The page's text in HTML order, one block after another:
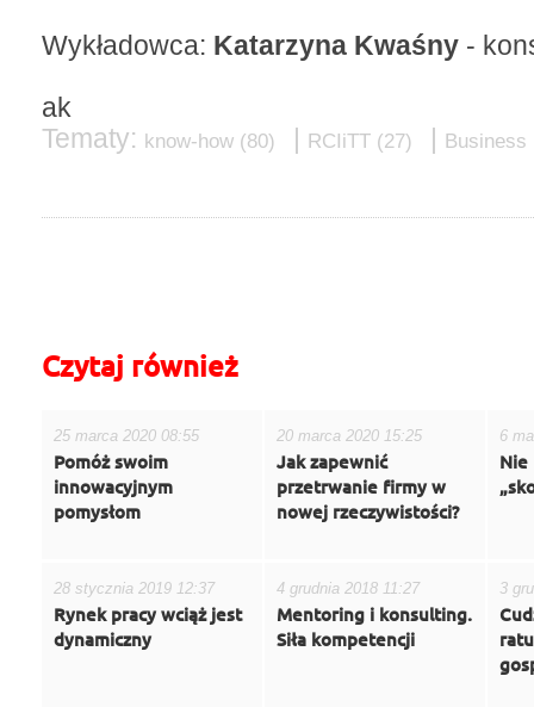
Wykładowca: Katarzyna Kwaśny -
ak
Tematy: know-how (80) | RCIiTT (27) | Business
Czytaj również
25 marca 2020 08:55
Pomóż swoim
innowacyjnym
pomysłom
20 marca 2020 15:25
Jak zapewnić
przetrwanie firmy w
nowej rzeczywistości?
6
Nie
28 stycznia 2019 12:37
Rynek pracy wciąż jest
dynamiczny
4 grudnia 2018 11:27
Mentoring i konsulting.
Siła kompetencji
3